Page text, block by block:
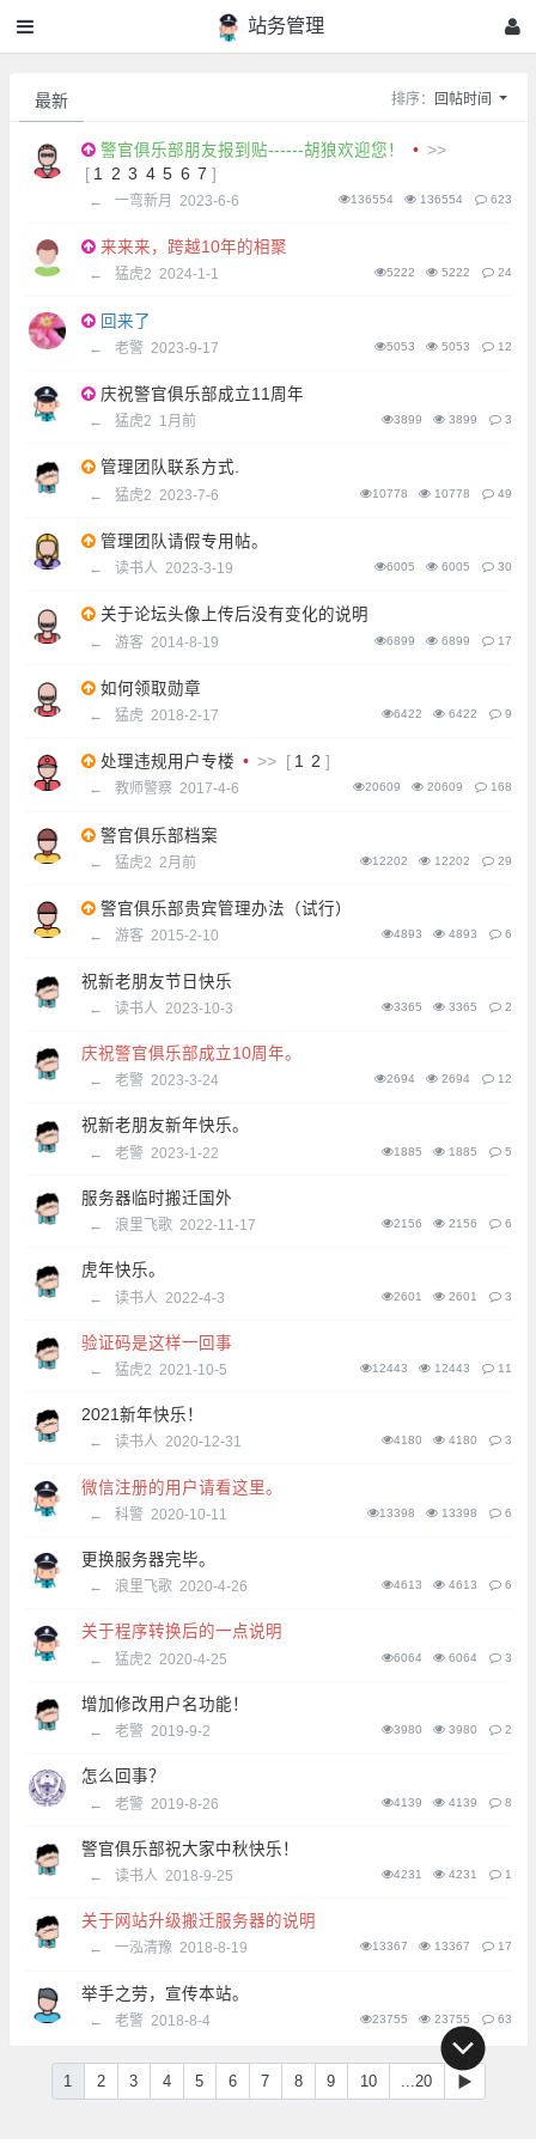
站务管理
最新 排序： 回帖时间
警官俱乐部朋友报到贴------胡狼欢迎您！ • >>
[ 1 2 3 4 5 6 7 ]
← 一弯新月 2023-6-6 136554 136554 623
来来来，跨越10年的相聚
← 猛虎2 2024-1-1 5222 5222 24
回来了
← 老警 2023-9-17 5053 5053 12
庆祝警官俱乐部成立11周年
← 猛虎2 1月前 3899 3899 3
管理团队联系方式.
← 猛虎2 2023-7-6 10778 10778 49
管理团队请假专用帖。
← 读书人 2023-3-19 6005 6005 30
关于论坛头像上传后没有变化的说明
← 游客 2014-8-19 6899 6899 17
如何领取勋章
← 猛虎 2018-2-17 6422 6422 9
处理违规用户专楼 • >> [ 1 2 ]
← 教师警察 2017-4-6 20609 20609 168
警官俱乐部档案
← 猛虎2 2月前 12202 12202 29
警官俱乐部贵宾管理办法（试行）
← 游客 2015-2-10 4893 4893 6
祝新老朋友节日快乐
← 读书人 2023-10-3 3365 3365 2
庆祝警官俱乐部成立10周年。
← 老警 2023-3-24 2694 2694 12
祝新老朋友新年快乐。
← 老警 2023-1-22 1885 1885 5
服务器临时搬迁国外
← 浪里飞歌 2022-11-17 2156 2156 6
虎年快乐。
← 读书人 2022-4-3 2601 2601 3
验证码是这样一回事
← 猛虎2 2021-10-5 12443 12443 11
2021新年快乐！
← 读书人 2020-12-31 4180 4180 3
微信注册的用户请看这里。
← 科警 2020-10-11 13398 13398 6
更换服务器完毕。
← 浪里飞歌 2020-4-26 4613 4613 6
关于程序转换后的一点说明
← 猛虎2 2020-4-25 6064 6064 3
增加修改用户名功能！
← 老警 2019-9-2 3980 3980 2
怎么回事？
← 老警 2019-8-26 4139 4139 8
警官俱乐部祝大家中秋快乐！
← 读书人 2018-9-25 4231 4231 1
关于网站升级搬迁服务器的说明
← 一泓清豫 2018-8-19 13367 13367 17
举手之劳，宣传本站。
← 老警 2018-8-4 23755 23755 63
1 2 3 4 5 6 7 8 9 10 ...20 ▶